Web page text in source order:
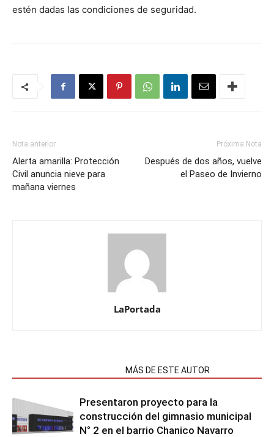
estén dadas las condiciones de seguridad.
Nota anterior
Alerta amarilla: Protección
Civil anuncia nieve para
mañana viernes
Próxima Nota
Después de dos años, vuelve
el Paseo de Invierno
LaPortada
MÁS DE ESTE AUTOR
Presentaron proyecto para la
construcción del gimnasio municipal
N° 2 en el barrio Chanico Navarro